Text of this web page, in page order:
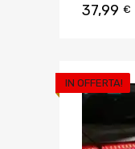
37,99 €
IN OFFERTA!